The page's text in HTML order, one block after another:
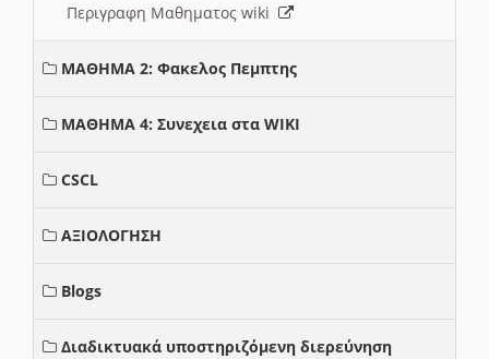
Περιγραφη Μαθηματος wiki
ΜΑΘΗΜΑ 2: Φακελος Πεμπτης
ΜΑΘΗΜΑ 4: Συνεχεια στα WIKI
CSCL
ΑΞΙΟΛΟΓΗΣΗ
Blogs
Διαδικτυακά υποστηριζόμενη διερεύνηση